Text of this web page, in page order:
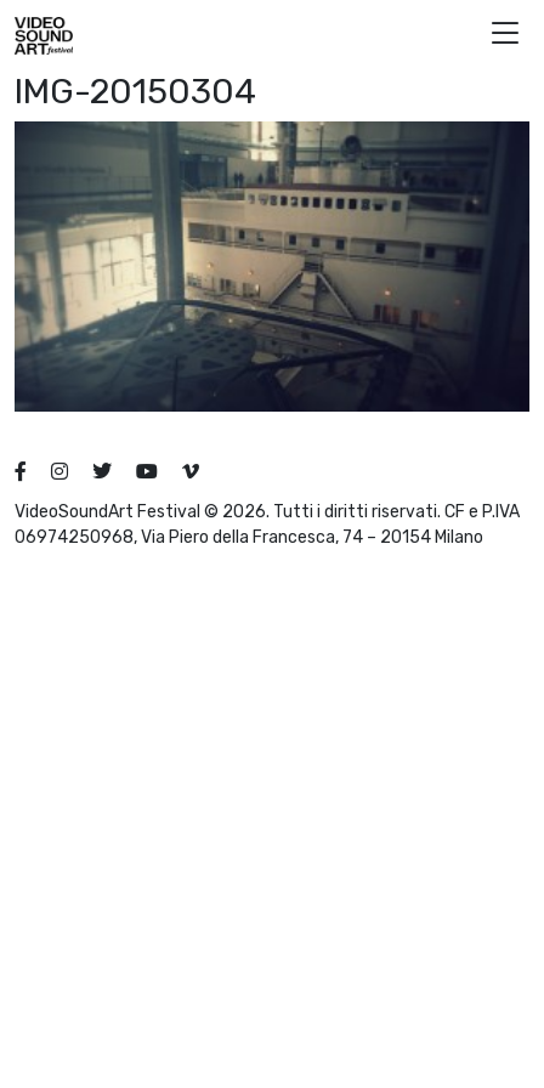
Skip to content
Video Sound Art
IMG-20150304
VideoSoundArt Festival © 2026. Tutti i diritti riservati. CF e P.IVA
06974250968, Via Piero della Francesca, 74 – 20154 Milano